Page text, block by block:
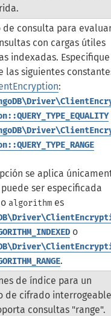
de consulta para
con cargas útiles
indexadas. Especifique
las siguientes
:
se aplica
ser especificada
algorithmes
o
.
de índice para un
de cifrado interrogeable
consultas "range".